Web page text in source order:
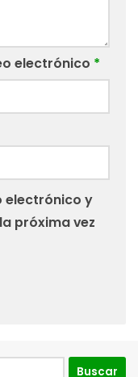
electrónico *
electrónico y
próxima vez